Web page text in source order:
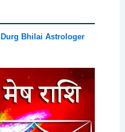
Durg Bhilai Astrologer